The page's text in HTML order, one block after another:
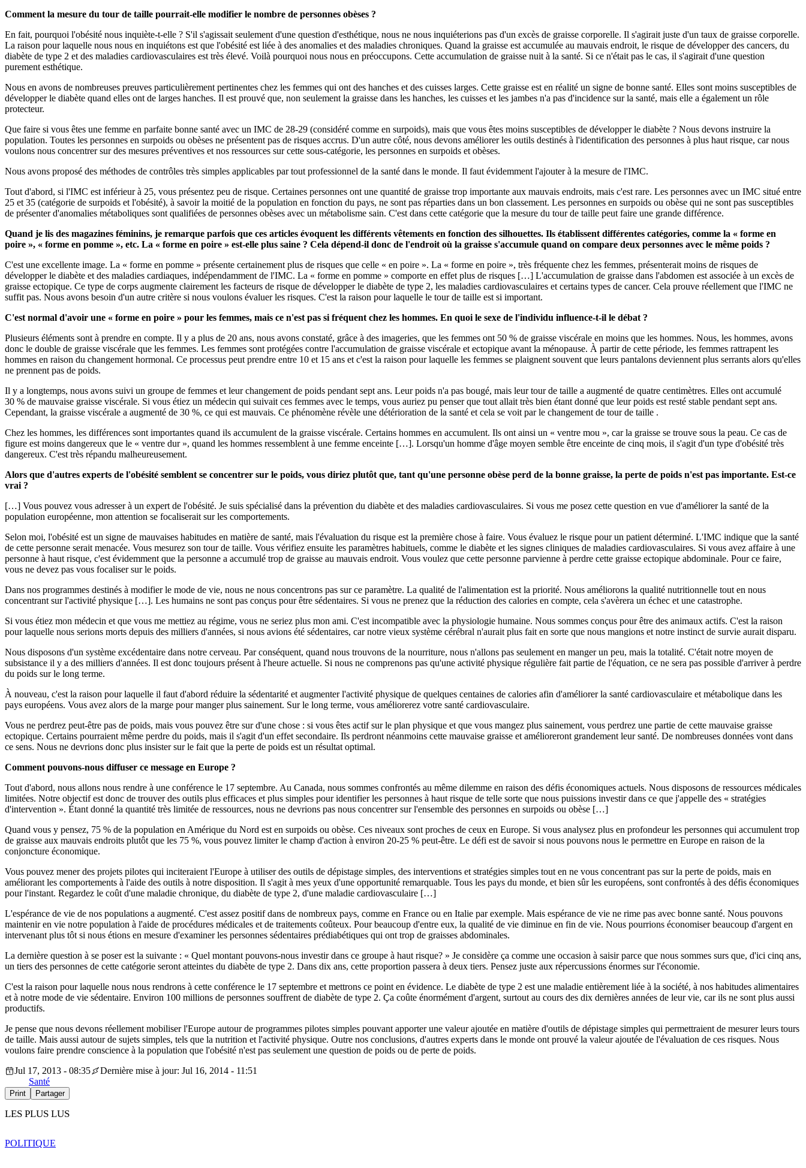
Comment la mesure du tour de taille pourrait-elle modifier le nombre de personnes obèses ?
En fait, pourquoi l'obésité nous inquiète-t-elle ? S'il s'agissait seulement d'une question d'esthétique, nous ne nous inquiéterions pas d'un excès de graisse corporelle. Il s'agirait juste d'un taux de graisse corporelle.
La raison pour laquelle nous nous en inquiétons est que l'obésité est liée à des anomalies et des maladies chroniques. Quand la graisse est accumulée au mauvais endroit, le risque de développer des cancers, du
diabète de type 2 et des maladies cardiovasculaires est très élevé. Voilà pourquoi nous nous en préoccupons. Cette accumulation de graisse nuit à la santé. Si ce n'était pas le cas, il s'agirait d'une question
purement esthétique.
Nous en avons de nombreuses preuves particulièrement pertinentes chez les femmes qui ont des hanches et des cuisses larges. Cette graisse est en réalité un signe de bonne santé. Elles sont moins susceptibles de
développer le diabète quand elles ont de larges hanches. Il est prouvé que, non seulement la graisse dans les hanches, les cuisses et les jambes n'a pas d'incidence sur la santé, mais elle a également un rôle
protecteur.
Que faire si vous êtes une femme en parfaite bonne santé avec un IMC de 28-29 (considéré comme en surpoids), mais que vous êtes moins susceptibles de développer le diabète ? Nous devons instruire la
population. Toutes les personnes en surpoids ou obèses ne présentent pas de risques accrus. D'un autre côté, nous devons améliorer les outils destinés à l'identification des personnes à plus haut risque, car nous
voulons nous concentrer sur des mesures préventives et nos ressources sur cette sous-catégorie, les personnes en surpoids et obèses.
Nous avons proposé des méthodes de contrôles très simples applicables par tout professionnel de la santé dans le monde. Il faut évidemment l'ajouter à la mesure de l'IMC.
Tout d'abord, si l'IMC est inférieur à 25, vous présentez peu de risque. Certaines personnes ont une quantité de graisse trop importante aux mauvais endroits, mais c'est rare. Les personnes avec un IMC situé entre
25 et 35 (catégorie de surpoids et l'obésité), à savoir la moitié de la population en fonction du pays, ne sont pas réparties dans un bon classement. Les personnes en surpoids ou obèse qui ne sont pas susceptibles
de présenter d'anomalies métaboliques sont qualifiées de personnes obèses avec un métabolisme sain. C'est dans cette catégorie que la mesure du tour de taille peut faire une grande différence.
Quand je lis des magazines féminins, je remarque parfois que ces articles évoquent les différents vêtements en fonction des silhouettes. Ils établissent différentes catégories, comme la « forme en
poire », « forme en pomme », etc. La « forme en poire » est-elle plus saine ? Cela dépend-il donc de l'endroit où la graisse s'accumule quand on compare deux personnes avec le même poids ?
C'est une excellente image. La « forme en pomme » présente certainement plus de risques que celle « en poire ». La « forme en poire », très fréquente chez les femmes, présenterait moins de risques de
développer le diabète et des maladies cardiaques, indépendamment de l'IMC. La « forme en pomme » comporte en effet plus de risques […] L'accumulation de graisse dans l'abdomen est associée à un excès de
graisse ectopique. Ce type de corps augmente clairement les facteurs de risque de développer le diabète de type 2, les maladies cardiovasculaires et certains types de cancer. Cela prouve réellement que l'IMC ne
suffit pas. Nous avons besoin d'un autre critère si nous voulons évaluer les risques. C'est la raison pour laquelle le tour de taille est si important.
C'est normal d'avoir une « forme en poire » pour les femmes, mais ce n'est pas si fréquent chez les hommes. En quoi le sexe de l'individu influence-t-il le débat ?
Plusieurs éléments sont à prendre en compte. Il y a plus de 20 ans, nous avons constaté, grâce à des imageries, que les femmes ont 50 % de graisse viscérale en moins que les hommes. Nous, les hommes, avons
donc le double de graisse viscérale que les femmes. Les femmes sont protégées contre l'accumulation de graisse viscérale et ectopique avant la ménopause. À partir de cette période, les femmes rattrapent les
hommes en raison du changement hormonal. Ce processus peut prendre entre 10 et 15 ans et c'est la raison pour laquelle les femmes se plaignent souvent que leurs pantalons deviennent plus serrants alors qu'elles
ne prennent pas de poids.
Il y a longtemps, nous avons suivi un groupe de femmes et leur changement de poids pendant sept ans. Leur poids n'a pas bougé, mais leur tour de taille a augmenté de quatre centimètres. Elles ont accumulé
30 % de mauvaise graisse viscérale. Si vous étiez un médecin qui suivait ces femmes avec le temps, vous auriez pu penser que tout allait très bien étant donné que leur poids est resté stable pendant sept ans.
Cependant, la graisse viscérale a augmenté de 30 %, ce qui est mauvais. Ce phénomène révèle une détérioration de la santé et cela se voit par le changement de tour de taille .
Chez les hommes, les différences sont importantes quand ils accumulent de la graisse viscérale. Certains hommes en accumulent. Ils ont ainsi un « ventre mou », car la graisse se trouve sous la peau. Ce cas de
figure est moins dangereux que le « ventre dur », quand les hommes ressemblent à une femme enceinte […]. Lorsqu'un homme d'âge moyen semble être enceinte de cinq mois, il s'agit d'un type d'obésité très
dangereux. C'est très répandu malheureusement.
Alors que d'autres experts de l'obésité semblent se concentrer sur le poids, vous diriez plutôt que, tant qu'une personne obèse perd de la bonne graisse, la perte de poids n'est pas importante. Est-ce
vrai ?
[…] Vous pouvez vous adresser à un expert de l'obésité. Je suis spécialisé dans la prévention du diabète et des maladies cardiovasculaires. Si vous me posez cette question en vue d'améliorer la santé de la
population européenne, mon attention se focaliserait sur les comportements.
Selon moi, l'obésité est un signe de mauvaises habitudes en matière de santé, mais l'évaluation du risque est la première chose à faire. Vous évaluez le risque pour un patient déterminé. L'IMC indique que la santé
de cette personne serait menacée. Vous mesurez son tour de taille. Vous vérifiez ensuite les paramètres habituels, comme le diabète et les signes cliniques de maladies cardiovasculaires. Si vous avez affaire à une
personne à haut risque, c'est évidemment que la personne a accumulé trop de graisse au mauvais endroit. Vous voulez que cette personne parvienne à perdre cette graisse ectopique abdominale. Pour ce faire,
vous ne devez pas vous focaliser sur le poids.
Dans nos programmes destinés à modifier le mode de vie, nous ne nous concentrons pas sur ce paramètre. La qualité de l'alimentation est la priorité. Nous améliorons la qualité nutritionnelle tout en nous
concentrant sur l'activité physique […]. Les humains ne sont pas conçus pour être sédentaires. Si vous ne prenez que la réduction des calories en compte, cela s'avèrera un échec et une catastrophe.
Si vous étiez mon médecin et que vous me mettiez au régime, vous ne seriez plus mon ami. C'est incompatible avec la physiologie humaine. Nous sommes conçus pour être des animaux actifs. C'est la raison
pour laquelle nous serions morts depuis des milliers d'années, si nous avions été sédentaires, car notre vieux système cérébral n'aurait plus fait en sorte que nous mangions et notre instinct de survie aurait disparu.
Nous disposons d'un système excédentaire dans notre cerveau. Par conséquent, quand nous trouvons de la nourriture, nous n'allons pas seulement en manger un peu, mais la totalité. C'était notre moyen de
subsistance il y a des milliers d'années. Il est donc toujours présent à l'heure actuelle. Si nous ne comprenons pas qu'une activité physique régulière fait partie de l'équation, ce ne sera pas possible d'arriver à perdre
du poids sur le long terme.
À nouveau, c'est la raison pour laquelle il faut d'abord réduire la sédentarité et augmenter l'activité physique de quelques centaines de calories afin d'améliorer la santé cardiovasculaire et métabolique dans les
pays européens. Vous avez alors de la marge pour manger plus sainement. Sur le long terme, vous améliorerez votre santé cardiovasculaire.
Vous ne perdrez peut-être pas de poids, mais vous pouvez être sur d'une chose : si vous êtes actif sur le plan physique et que vous mangez plus sainement, vous perdrez une partie de cette mauvaise graisse
ectopique. Certains pourraient même perdre du poids, mais il s'agit d'un effet secondaire. Ils perdront néanmoins cette mauvaise graisse et amélioreront grandement leur santé. De nombreuses données vont dans
ce sens. Nous ne devrions donc plus insister sur le fait que la perte de poids est un résultat optimal.
Comment pouvons-nous diffuser ce message en Europe ?
Tout d'abord, nous allons nous rendre à une conférence le 17 septembre. Au Canada, nous sommes confrontés au même dilemme en raison des défis économiques actuels. Nous disposons de ressources médicales
limitées. Notre objectif est donc de trouver des outils plus efficaces et plus simples pour identifier les personnes à haut risque de telle sorte que nous puissions investir dans ce que j'appelle des « stratégies
d'intervention ». Étant donné la quantité très limitée de ressources, nous ne devrions pas nous concentrer sur l'ensemble des personnes en surpoids ou obèse […]
Quand vous y pensez, 75 % de la population en Amérique du Nord est en surpoids ou obèse. Ces niveaux sont proches de ceux en Europe. Si vous analysez plus en profondeur les personnes qui accumulent trop
de graisse aux mauvais endroits plutôt que les 75 %, vous pouvez limiter le champ d'action à environ 20-25 % peut-être. Le défi est de savoir si nous pouvons nous le permettre en Europe en raison de la
conjoncture économique.
Vous pouvez mener des projets pilotes qui inciteraient l'Europe à utiliser des outils de dépistage simples, des interventions et stratégies simples tout en ne vous concentrant pas sur la perte de poids, mais en
améliorant les comportements à l'aide des outils à notre disposition. Il s'agit à mes yeux d'une opportunité remarquable. Tous les pays du monde, et bien sûr les européens, sont confrontés à des défis économiques
pour l'instant. Regardez le coût d'une maladie chronique, du diabète de type 2, d'une maladie cardiovasculaire […]
L'espérance de vie de nos populations a augmenté. C'est assez positif dans de nombreux pays, comme en France ou en Italie par exemple. Mais espérance de vie ne rime pas avec bonne santé. Nous pouvons
maintenir en vie notre population à l'aide de procédures médicales et de traitements coûteux. Pour beaucoup d'entre eux, la qualité de vie diminue en fin de vie. Nous pourrions économiser beaucoup d'argent en
intervenant plus tôt si nous étions en mesure d'examiner les personnes sédentaires prédiabétiques qui ont trop de graisses abdominales.
La dernière question à se poser est la suivante : « Quel montant pouvons-nous investir dans ce groupe à haut risque? » Je considère ça comme une occasion à saisir parce que nous sommes surs que, d'ici cinq ans,
un tiers des personnes de cette catégorie seront atteintes du diabète de type 2. Dans dix ans, cette proportion passera à deux tiers. Pensez juste aux répercussions énormes sur l'économie.
C'est la raison pour laquelle nous nous rendrons à cette conférence le 17 septembre et mettrons ce point en évidence. Le diabète de type 2 est une maladie entièrement liée à la société, à nos habitudes alimentaires
et à notre mode de vie sédentaire. Environ 100 millions de personnes souffrent de diabète de type 2. Ça coûte énormément d'argent, surtout au cours des dix dernières années de leur vie, car ils ne sont plus aussi
productifs.
Je pense que nous devons réellement mobiliser l'Europe autour de programmes pilotes simples pouvant apporter une valeur ajoutée en matière d'outils de dépistage simples qui permettraient de mesurer leurs tours
de taille. Mais aussi autour de sujets simples, tels que la nutrition et l'activité physique. Outre nos conclusions, d'autres experts dans le monde ont prouvé la valeur ajoutée de l'évaluation de ces risques. Nous
voulons faire prendre conscience à la population que l'obésité n'est pas seulement une question de poids ou de perte de poids.
Jul 17, 2013 - 08:35
Dernière mise à jour: Jul 16, 2014 - 11:51
Santé
Print Partager
LES PLUS LUS
POLITIQUE